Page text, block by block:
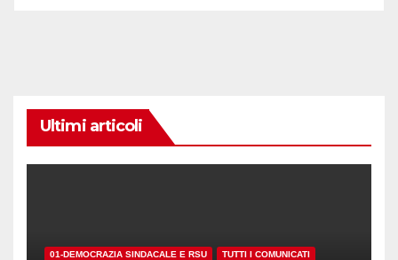
Ultimi articoli
01-DEMOCRAZIA SINDACALE E RSU TUTTI I COMUNICATI